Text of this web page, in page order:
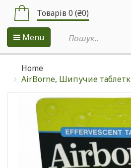
Товарів 0 (₴0)
Menu
Home
AirBorne, Шипучие